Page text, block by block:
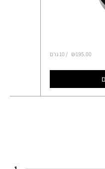
₪195.00 10 גרם